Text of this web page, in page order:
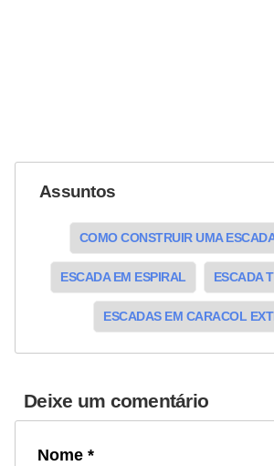
Assuntos
COMO CONSTRUIR UMA
ESCADA EM ESPIRAL ESCADA
ESCADAS EM CARACOL
Deixe um comentário
Nome *